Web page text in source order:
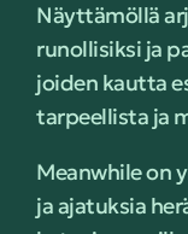
Näyttämöllä
runollisiksi ja
joiden kautta
tarpeellista ja
Meanwhile on
ja ajatuksia